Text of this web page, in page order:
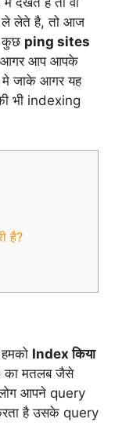
ले लेते है, तो आज
कुछ ping sites
आगर आप आपके
मे जाके आगर यह
भी indexing
है?
Index किया
का मतलब जैसे
आपने query
है उसके query